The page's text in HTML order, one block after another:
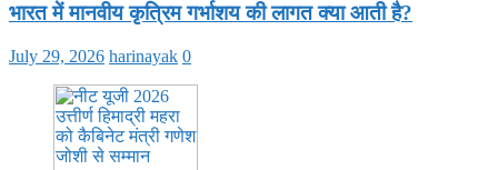
भारत में मानवीय कृत्रिम गर्भाशय की लागत क्या आती है?
July 29, 2026 harinayak 0